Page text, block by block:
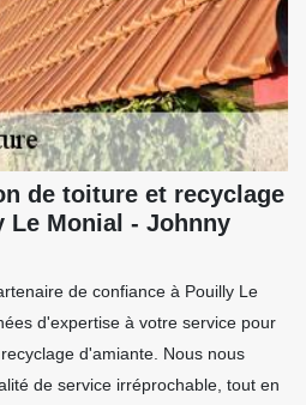
de toiture et recyclage
Le Monial - Johnny
de confiance à Pouilly Le
d'expertise à votre service pour
d'amiante. Nous nous
de service irréprochable, tout en